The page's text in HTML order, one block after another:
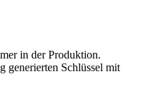
in der Produktion.
generierten Schlüssel mit